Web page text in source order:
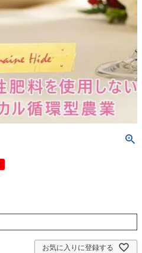
お気に入りに登録する